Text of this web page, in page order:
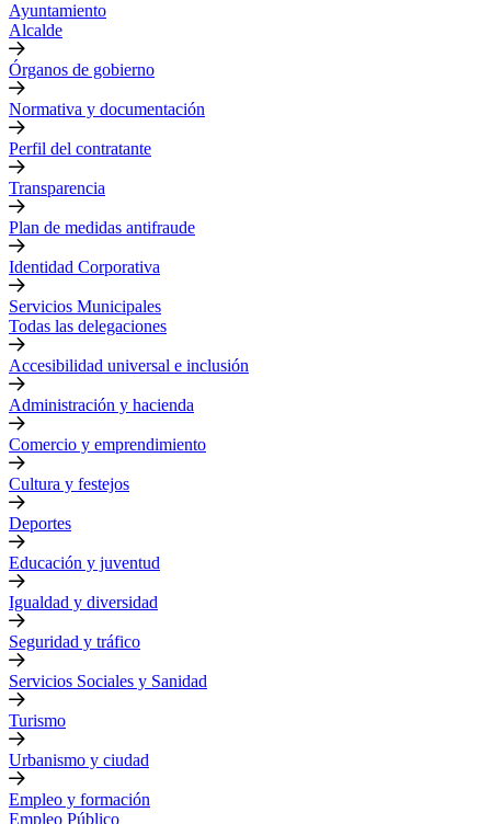
Ayuntamiento
Alcalde
Órganos de gobierno
Normativa y documentación
Perfil del contratante
Transparencia
Plan de medidas antifraude
Identidad Corporativa
Servicios Municipales
Todas las delegaciones
Accesibilidad universal e inclusión
Administración y hacienda
Comercio y emprendimiento
Cultura y festejos
Deportes
Educación y juventud
Igualdad y diversidad
Seguridad y tráfico
Servicios Sociales y Sanidad
Turismo
Urbanismo y ciudad
Empleo y formación
Empleo Público